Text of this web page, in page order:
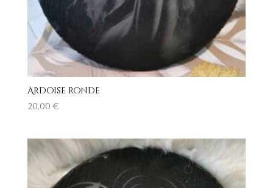
Ardoise ronde
20,00€